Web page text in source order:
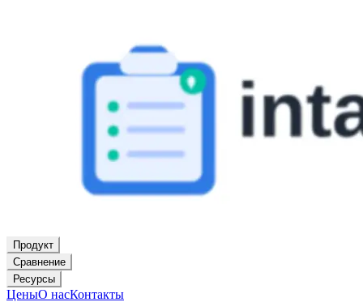
Продукт
Сравнение
Ресурсы
ЦеныО насКонтакты